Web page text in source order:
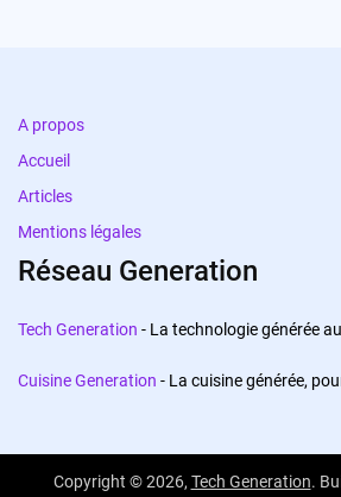
A propos
Accueil
Articles
Mentions légales
Réseau Generation
Tech Generation - La technologie générée
Cuisine Generation - La cuisine générée,
Copyright © 2026, Tech Generation.